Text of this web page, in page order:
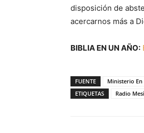
disposición de
acercarnos más a
BIBLIA EN UN AÑO:
FUENTE
Ministerio En
ETIQUETAS
Radio